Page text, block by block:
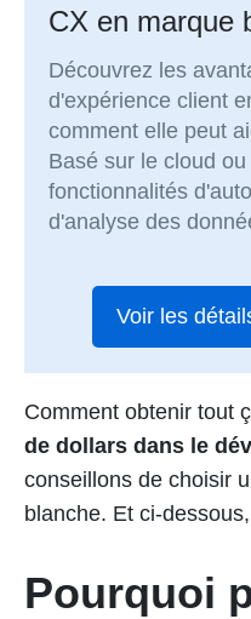
CX en marque
Découvrez les
d'expérience client
comment elle peut
Basé sur le cloud
fonctionnalités
d'analyse des
Voir les
Comment obtenir tout
de dollars dans le
conseillons de choisir
blanche. Et ci-
Pourquoi